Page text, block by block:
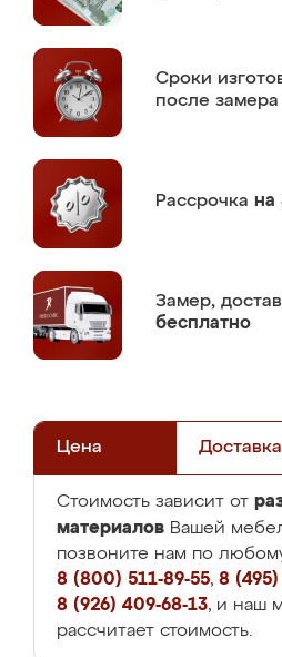
Сроки
после замера
Рассрочка на
Замер,
бесплатно
Цена Доставка
Стоимость зависит от
материалов Вашей
позвоните нам по
8 (800) 511-89-55, 8 (495)
8 (926) 409-68-13, и наш
рассчитает стоимость.